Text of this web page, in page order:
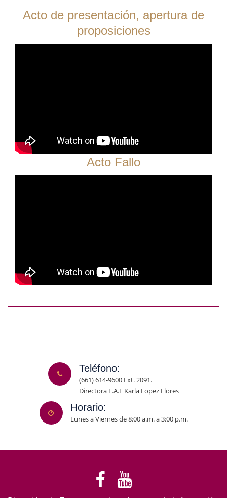
Acto de presentación, apertura de
proposiciones
Acto Fallo
Teléfono:
(661) 614-9600 Ext. 2091.
Directora L.A.E Karla Lopez Flores
Horario:
Lunes a Viernes de 8:00 a.m. a 3:00 p.m.